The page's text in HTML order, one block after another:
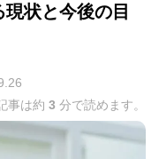
状と今後の目
事は約 3 分で読めます。